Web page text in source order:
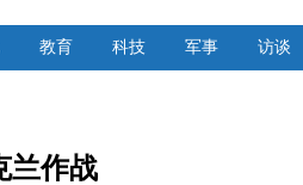
教育 科技 军事 访谈
兰作战